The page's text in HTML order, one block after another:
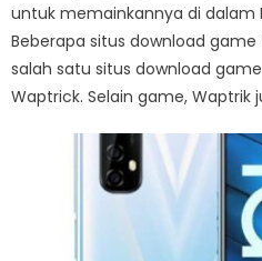
untuk memainkannya di dalam
Beberapa situs download
salah satu situs download
Waptrick. Selain game, Waptrik